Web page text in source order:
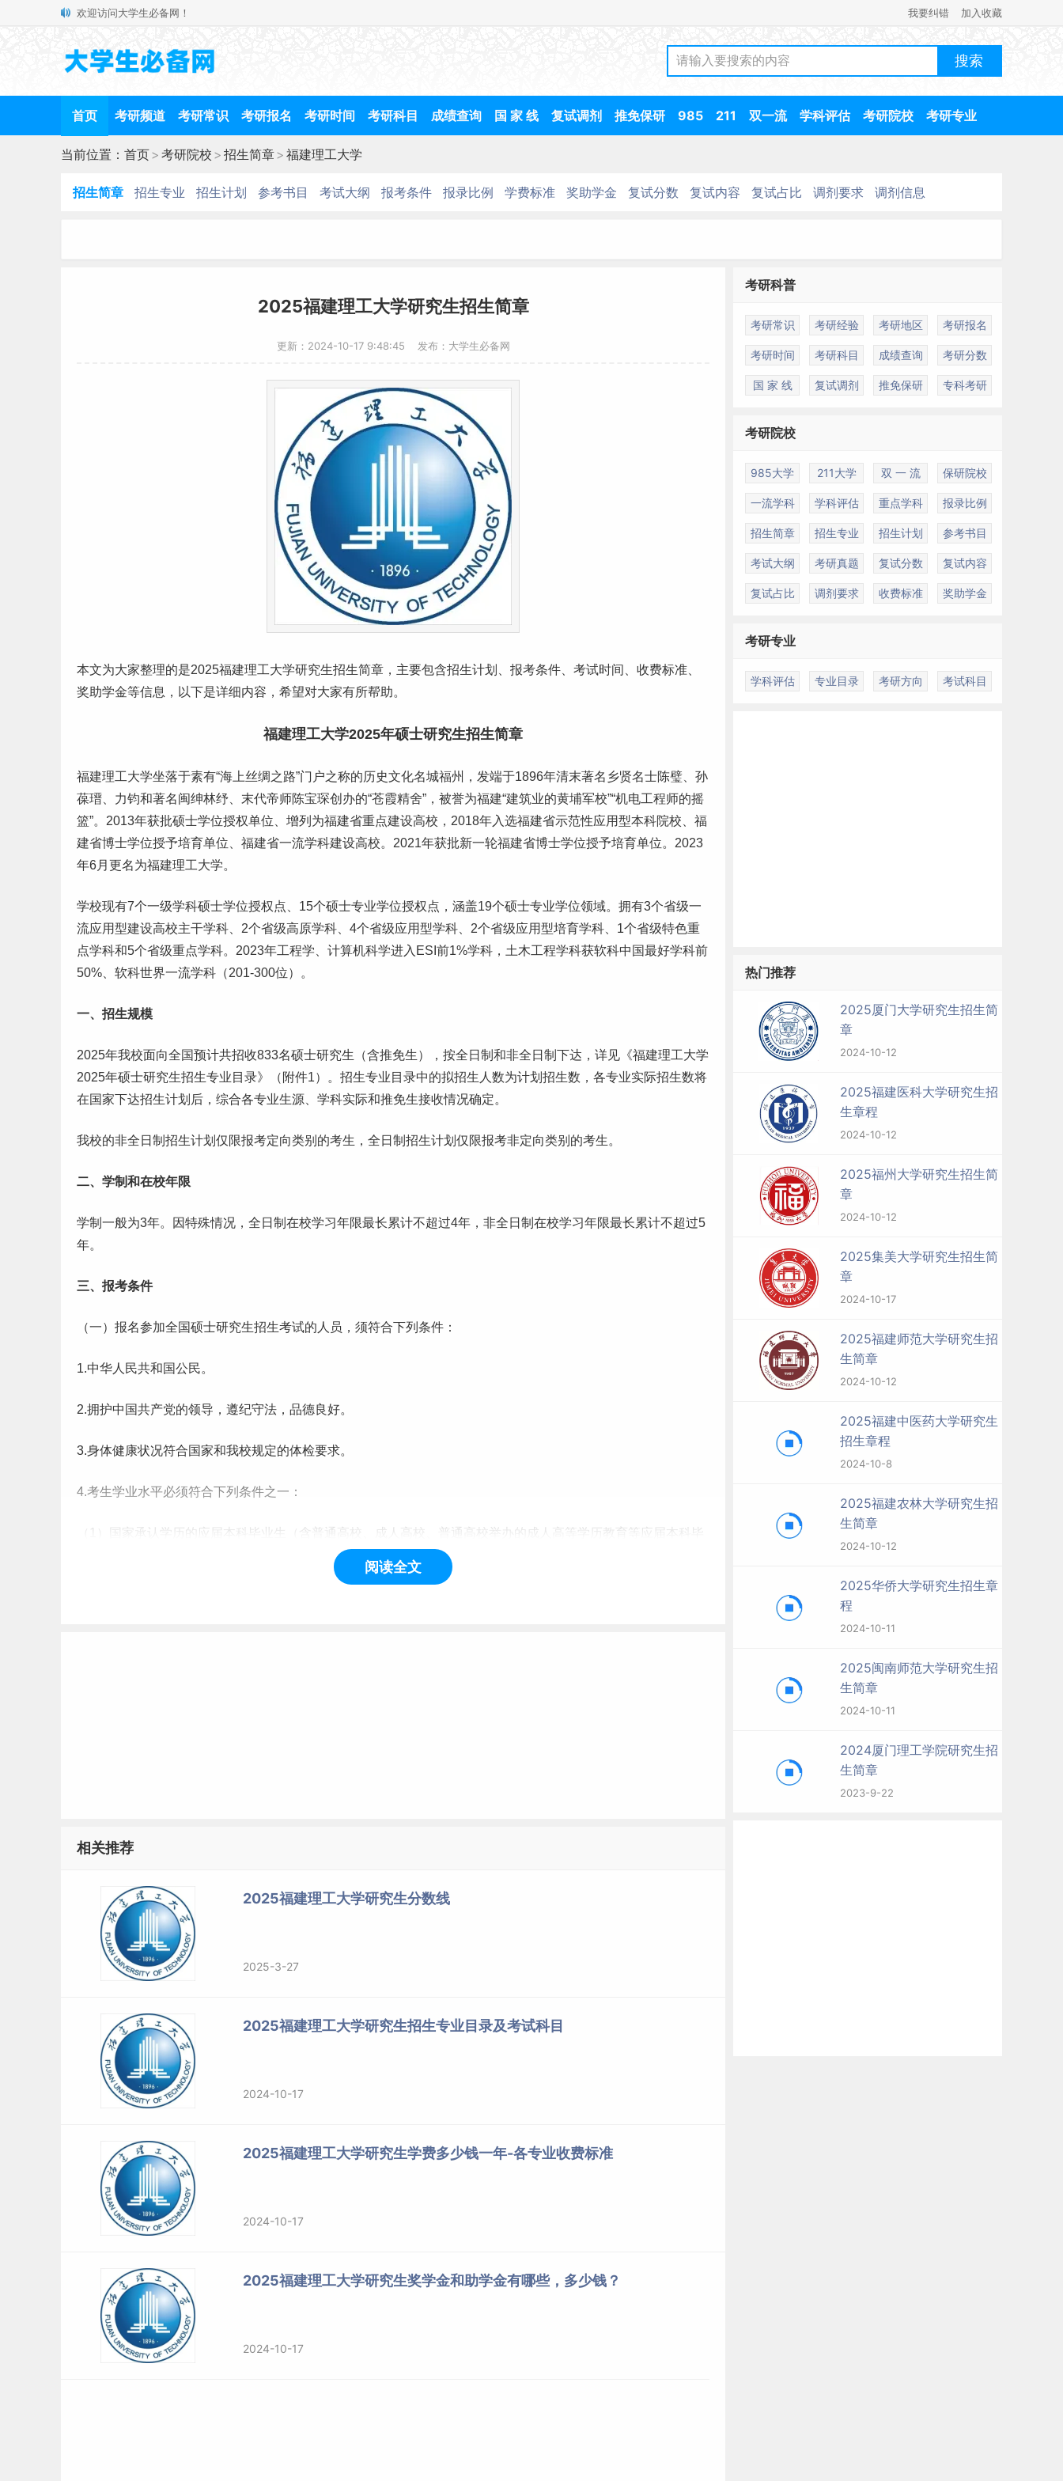
欢迎访问大学生必备网！ 我要纠错 加入收藏
首页 考研频道 考研常识 考研报名 考研时间 考研科目 成绩查询 国 家 线 复试调剂 推免保研 985 211 双一流 学科评估 考研院校 考研专业
当前位置： 首页> 考研院校 > 招生简章> 福建理工大学
招生简章 招生专业 招生计划 参考书目 考试大纲 报考条件 报录比例 学费标准 奖助学金 复试分数 复试内容 复试占比 调剂要求 调剂信息
2025福建理工大学研究生招生简章
更新：2024-10-17 9:48:45 发布：大学生必备网
本文为大家整理的是2025福建理工大学研究生招生简章，主要包含招生计划、报考条件、考试时间、 收费标准
奖助学金等信息，以下是详细内容，希望对大家有所帮助。
福建理工大学2025年硕士研究生招生简章
福建理工大学坐落于素有“海上丝绸之路”门户之称的历史文化名城福州，发端于1896年清末著名乡贤名士陈璧、孙
葆瑨、力钧和著名闽绅林纾、末代帝师陈宝琛创办的“苍霞精舍”，被誉为福建“建筑业的黄埔军校”“机电工程师的摇
篮”。2013年获批硕士学位授权单位、增列为福建省重点建设高校，2018年入选福建省示范性应用型本科院校、福
建省博士学位授予培育单位、福建省一流学科建设高校。2021年获批新一轮福建省博士学位授予培育单位。2023
年6月更名为福建理工大学。
学校现有7个一级学科硕士学位授权点、15个硕士专业学位授权点，涵盖19个硕士专业学位领域。拥有3个省级一
流应用型建设高校主干学科、2个省级高原学科、4个省级应用型学科、2个省级应用型培育学科、1个省级特色重
点学科和5个省级重点学科。2023年工程学、 计算机科学进入ESI前1%学科，土木工程学科获软科中国最好学科前
50%、软科世界一流学科（201-300位）。
一、招生规模
2025年我校面向全国预计共招收833名硕士研究生（含推免生），按全日制和非全日制下达，详见《福建理工大学
2025年硕士研究生招生专业目录》（附件1）。招生专业目录中的拟招生人数为计划招生数，各专业实际招生数将
在国家下达招生计划后，综合各专业生源、学科实际和推免生接收情况确定。
我校的非全日制招生计划仅限报考定向类别的考生，全日制招生计划仅限报考非定向类别的考生。
二、学制和在校年限
学制一般为3年。因特殊情况，全日制在校学习年限最长累计不超过4年，非全日制在校学习年限最长累计不超过5
年。
三、报考条件
（一）报名参加全国硕士研究生招生考试的人员，须符合下列条件：
1.中华人民共和国公民。
2.拥护中国共产党的领导，遵纪守法，品德良好。
3.身体健康状况符合国家和我校规定的体检要求。
4.考生学业水平必须符合下列条件之一：
（1）国家承认学历的应届本科 毕业生 （含普通高校、成人高校、普通高校举办的成人高等学历教育等应届本科
毕
考试和网络教育届时可毕业本科生。
提供证书或成绩单。
（4）已获硕士、博士研究生学历或学位的人员。
在读研究生报考须在报名前征得所在培养单位同意。
（二）报考下列专业学位的人员，按下列规定执行。
1.报考法律（非法学）专业学位的，须符合下列条件：
（1）符合（一）中的各项要求。
（2）报考前所学专业为非法学专业。
（1）符合（一）中的各项要求。
（2）报考前所学专业为法学专业（获得法学第二学士学位的人员可报考）。
（1）符合（一）中第1、2、3各项要求。
（2）本科毕业后有3年以上 工作经验；或获得国家承认的高职(专科)毕业学历或本科结业后，符合我校提出的相关
学业要求，达到大学本科毕业同等学力并有5年以上工作经验；或获得硕士、博士研究生学历或学位后有2年以上
阅读全文
相关推荐
2025福建理工大学研究生分数线
2025-3-27
2025福建理工大学研究生招生专业目录及考试科目
2024-10-17
2025福建理工大学研究生学费多少钱一年-各专业收费标准
2024-10-17
2025福建理工大学研究生奖学金和助学金有哪些，多少钱？
2024-10-17
考研科普
考研常识 考研经验 考研地区 考研报名
考研时间 考研科目 成绩查询 考研分数
国 家 线 复试调剂 推免保研 专科考研
考研院校
985大学 211大学 双 一 流 保研院校
一流学科 学科评估 重点学科 报录比例
招生简章 招生专业 招生计划 参考书目
考试大纲 考研真题 复试分数 复试内容
复试占比 调剂要求 收费标准 奖助学金
考研专业
学科评估 专业目录 考研方向 考试科目
热门推荐
2025厦门大学研究生招生简
章
2024-10-12
2025福建医科大学研究生招
生章程
2024-10-12
2025福州大学研究生招生简
章
2024-10-12
2025集美大学研究生招生简
章
2024-10-17
2025福建师范大学研究生招
生简章
2024-10-12
2025福建中医药大学研究生
招生章程
2024-10-8
2025福建农林大学研究生招
生简章
2024-10-12
2025华侨大学研究生招生章
程
2024-10-11
2025闽南师范大学研究生招
生简章
2024-10-11
2024厦门理工学院研究生招
生简章
2023-9-22